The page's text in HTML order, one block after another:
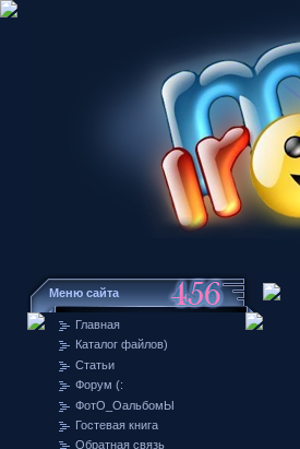
Меню сайта
Главная
Каталог файлов)
Статьи
Форум (:
ФотО_ОальбомЫ
Гостевая книга
Обратная связь